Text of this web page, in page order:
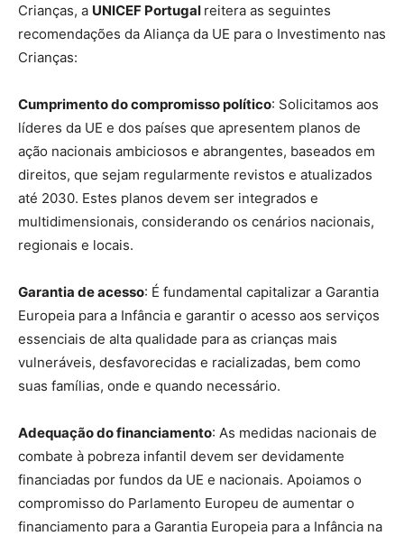
Crianças, a UNICEF Portugal reitera as seguintes
recomendações da Aliança da UE para o Investimento nas
Crianças:
Cumprimento do compromisso político: Solicitamos aos
líderes da UE e dos países que apresentem planos de
ação nacionais ambiciosos e abrangentes, baseados em
direitos, que sejam regularmente revistos e atualizados
até 2030. Estes planos devem ser integrados e
multidimensionais, considerando os cenários nacionais,
regionais e locais.
Garantia de acesso: É fundamental capitalizar a Garantia
Europeia para a Infância e garantir o acesso aos serviços
essenciais de alta qualidade para as crianças mais
vulneráveis, desfavorecidas e racializadas, bem como
suas famílias, onde e quando necessário.
Adequação do financiamento: As medidas nacionais de
combate à pobreza infantil devem ser devidamente
financiadas por fundos da UE e nacionais. Apoiamos o
compromisso do Parlamento Europeu de aumentar o
financiamento para a Garantia Europeia para a Infância na